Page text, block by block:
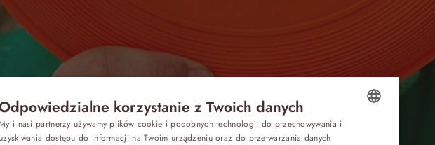
Z dziećmi Top 5
korzystanie z Twoich danych
i nasi partnerzy używamy plików cookie i podobnych technologii do przechowywania i
uzyskiwania dostępu do informacji na Twoim urządzeniu oraz do przetwarzania danych